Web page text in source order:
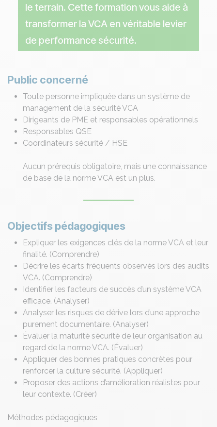
le terrain. Cette formation vous aide à
transformer la VCA en véritable levier
de performance sécurité.
Public concerné
Toute personne impliquée dans un système de
management de la sécurité VCA
Dirigeants de PME et responsables opérationnels
Responsables QSE
Coordinateurs sécurité / HSE
Aucun prérequis obligatoire, mais une connaissance
de base de la norme VCA est un plus.
Objectifs pédagogiques
Expliquer les exigences clés de la norme VCA et leur
finalité. (Comprendre)
Décrire les écarts fréquents observés lors des audits
VCA. (Comprendre)
Identifier les facteurs de succès d’un système VCA
efficace. (Analyser)
Analyser les risques de dérive lors d’une approche
purement documentaire. (Analyser)
Évaluer la maturité sécurité de leur organisation au
regard de la norme VCA. (Évaluer)
Appliquer des bonnes pratiques concrètes pour
renforcer la culture sécurité. (Appliquer)
Proposer des actions d’amélioration réalistes pour
leur contexte. (Créer)
Méthodes pédagogiques